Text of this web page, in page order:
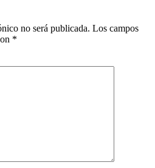
no será publicada. Los campos
*